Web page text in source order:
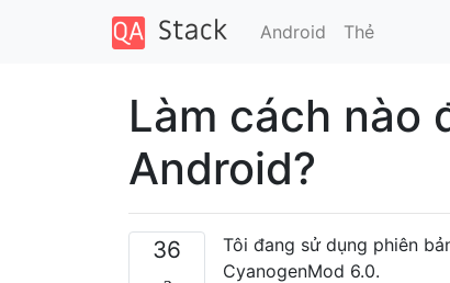
Android Thẻ
Làm cách nào
Android?
36
Tôi đang sử dụng phiên
CyanogenMod 6.0.